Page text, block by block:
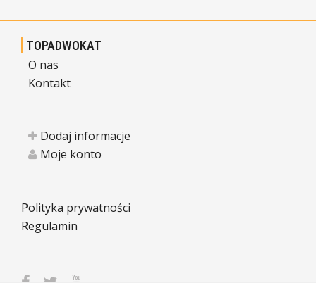
TOPADWOKAT
O nas
Kontakt
Dodaj informacje
Moje konto
Polityka prywatności
Regulamin